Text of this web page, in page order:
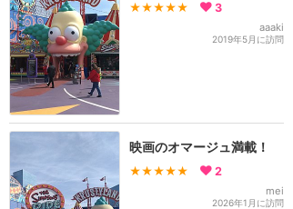
★★★★★ 3
aaaki
2019年5月に訪問
映画のオマージュ満載！
★★★★★ 2
mei
2026年1月に訪問